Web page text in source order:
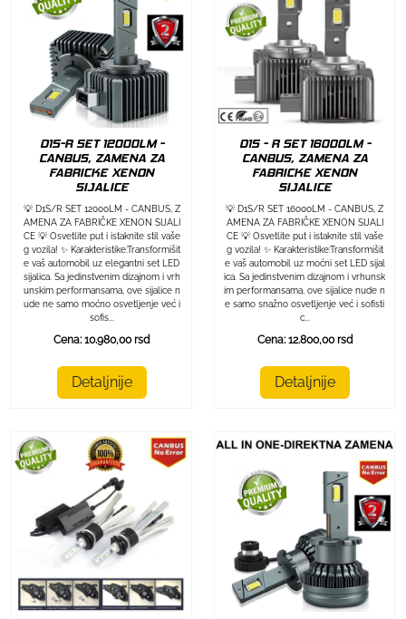
D1S-R SET 12000LM -
CANBUS, ZAMENA ZA
FABRICKE XENON
SIJALICE
💡 D1S/R SET 12000LM - CANBUS, Z
AMENA ZA FABRIČKE XENON SIJALI
CE 💡 Osvetlite put i istaknite stil vaše
g vozila! ✨ Karakteristike:Transformišit
e vaš automobil uz elegantni set LED
sijalica. Sa jedinstvenim dizajnom i vrh
unskim performansama, ove sijalice n
ude ne samo moćno osvetljenje već i
sofis...
Cena: 10.980,00 rsd
Detaljnije
D1S - R SET 16000LM -
CANBUS, ZAMENA ZA
FABRICKE XENON
SIJALICE
💡 D1S/R SET 16000LM - CANBUS, Z
AMENA ZA FABRIČKE XENON SIJALI
CE 💡 Osvetlite put i istaknite stil vaše
g vozila! ✨ Karakteristike:Transformišit
e vaš automobil uz moćni set LED sijal
ica. Sa jedinstvenim dizajnom i vrhunsk
im performansama, ove sijalice nude n
e samo snažno osvetljenje već i sofisti
c...
Cena: 12.800,00 rsd
Detaljnije